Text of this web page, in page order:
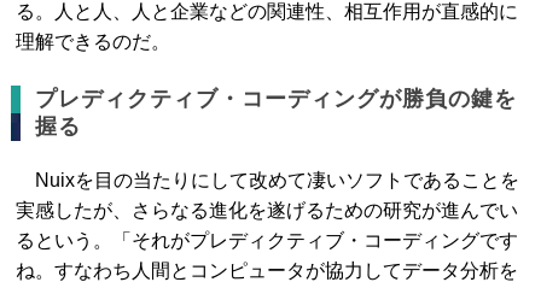
る。人と人、人と企業などの関連性、相互作用が直感的に
理解できるのだ。
プレディクティブ・コーディングが勝負の鍵を
握る
Nuixを目の当たりにして改めて凄いソフトであることを
実感したが、さらなる進化を遂げるための研究が進んでい
るという。「それがプレディクティブ・コーディングです
ね。すなわち人間とコンピュータが協力してデータ分析を